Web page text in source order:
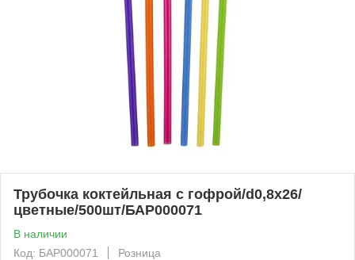
Трубочка коктейльная с гофрой/d0,8x26/
цветные/500шт/БАР000071
В наличии
Код: БАР000071
Розница